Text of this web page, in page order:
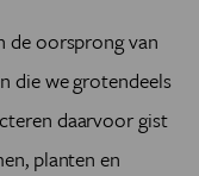
de oorsprong van
die we grotendeels
daarvoor gist
planten en